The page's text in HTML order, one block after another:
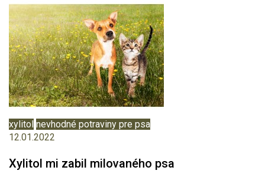
xylitol nevhodné potraviny pre psa
12.01.2022
Xylitol mi zabil milovaného psa